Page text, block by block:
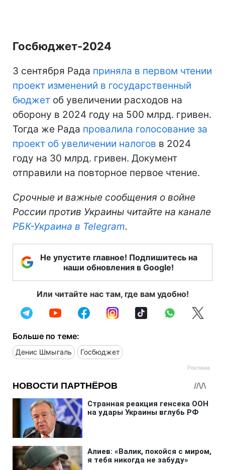
Госбюджет-2024
3 сентября Рада приняла в первом чтении
проект изменений в государственный
бюджет об увеличении расходов на
оборону в 2024 году на 500 млрд. гривен.
Тогда же Рада провалила голосование за
проект об увеличении налогов в 2024
году на 30 млрд. гривен. Документ
отправили на повторное первое чтение.
Срочные и важные сообщения о войне
России против Украины читайте на канале
РБК-Украина в Telegram.
Не упустите главное! Подпишитесь на
наши обновления в Google!
Или читайте нас там, где вам удобно!
Больше по теме:
Денис Шмыгаль Госбюджет